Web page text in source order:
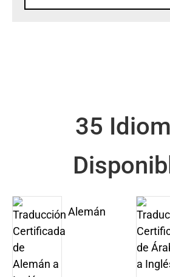
35
Alemán